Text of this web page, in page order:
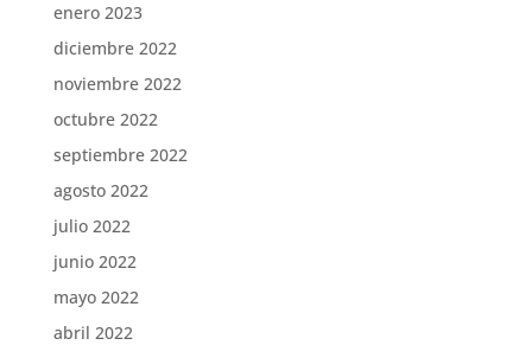
enero 2023
diciembre 2022
noviembre 2022
octubre 2022
septiembre 2022
agosto 2022
julio 2022
junio 2022
mayo 2022
abril 2022